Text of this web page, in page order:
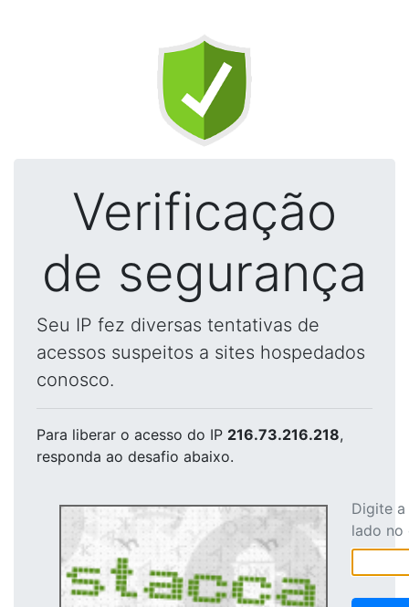
Verificação
de segurança
Seu IP fez diversas tentativas de
acessos suspeitos a sites hospedados
conosco.
Para liberar o acesso do IP 216.73.216.218,
responda ao desafio abaixo.
Digite
lado no